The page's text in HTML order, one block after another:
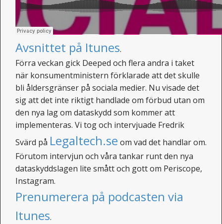
Avsnittet på Itunes.
Förra veckan gick Deeped och flera andra i taket
när konsumentministern förklarade att det skulle
bli åldersgränser på sociala medier. Nu visade det
sig att det inte riktigt handlade om förbud utan om
den nya lag om dataskydd som kommer att
implementeras. Vi tog och intervjuade Fredrik
Svärd på Legaltech.se om vad det handlar om.
Förutom intervjun och våra tankar runt den nya
dataskyddslagen lite smått och gott om Periscope,
Instagram.
Prenumerera på podcasten via
Itunes.